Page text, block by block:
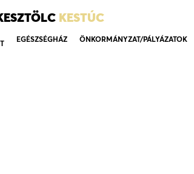
KESTÚC
EGÉSZSÉGHÁZ ÖNKORMÁNYZAT/PÁLYÁZATOK